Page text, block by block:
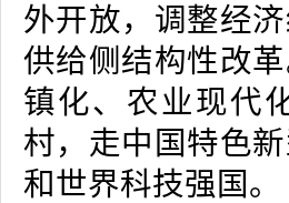
外开放，调整经
供给侧结构性改
镇化、农业现代
村，走中国特色
和世界科技强国。